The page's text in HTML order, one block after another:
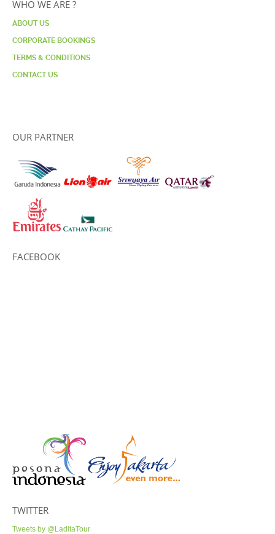
WHO WE ARE ?
ABOUT US
CORPORATE BOOKINGS
TERMS & CONDITIONS
CONTACT US
OUR PARTNER
FACEBOOK
TWITTER
Tweets by @LaditaTour